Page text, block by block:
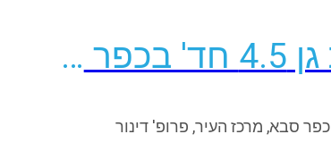
דירת גן 4.5 חד' בכפר סבא
כפר סבא, מרכז העיר, פרופ' דינור